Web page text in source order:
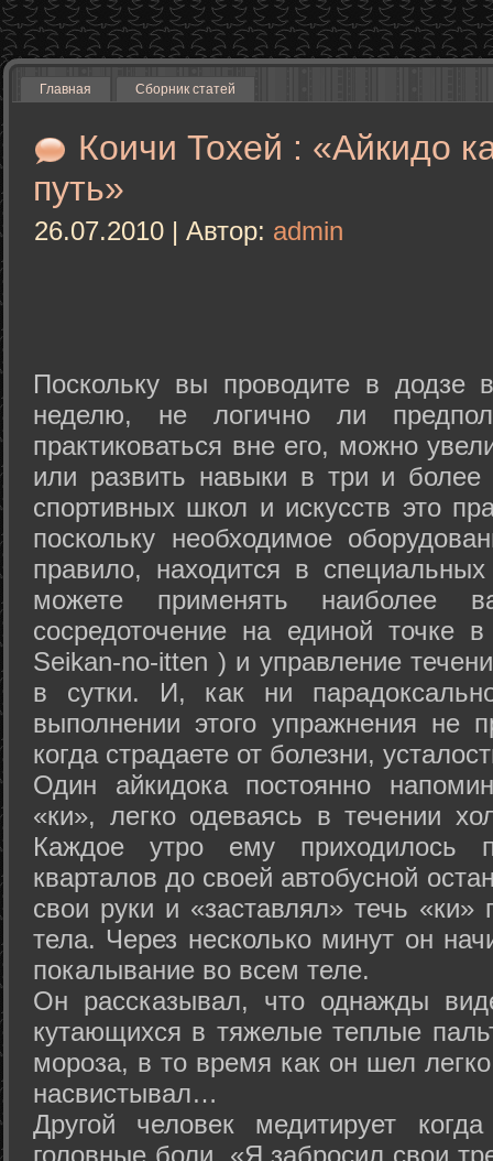
Главная Сборник статей
Коичи Тохей : «Айкидо
путь»
26.07.2010 | Автор: admin
Поскольку вы проводите в додзе
неделю, не логично ли
практиковаться вне его, можно
или развить навыки в три и
спортивных школ и искусств это
поскольку необходимое
правило, находится в
можете применять наиболее
сосредоточение на единой точке
Seikan-­no-­itten ) и управление
в сутки. И, как ни
выполнении этого упражнения не
когда страдаете от болезни,
Один айкидока постоянно
«ки», легко одеваясь в течении
Каждое утро ему приходилось
кварталов до своей автобусной
свои руки и «заставлял» течь «ки»
тела. Через несколько минут он
покалывание во всем теле.
Он рассказывал, что однажды
кутающихся в тяжелые теплые
мороза, в то время как он шел
насвистывал…
Другой человек медитирует